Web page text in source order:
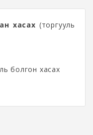
хасах (торгууль
болгон хасах